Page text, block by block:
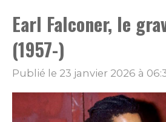
Earl Falconer, le
(1957-)
Publié le 23 janvier 2026 à